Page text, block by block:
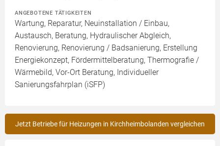
ANGEBOTENE TÄTIGKEITEN
Wartung, Reparatur, Neuinstallation / Einbau,
Austausch, Beratung, Hydraulischer Abgleich,
Renovierung, Renovierung / Badsanierung, Erstellung
Energiekonzept, Fördermittelberatung, Thermografie /
Wärmebild, Vor-Ort Beratung, Individueller
Sanierungsfahrplan (iSFP)
Jetzt Betriebe für Heizungen in Kirchheimbolanden vergleichen